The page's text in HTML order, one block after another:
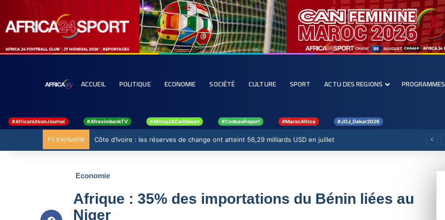
ACCUEIL POLITIQUE ECONOMIE SOCIÉTÉ CULTURE SPORT ACTU DES REGIONS PROGRAMMES
#AfricanUnionJournal #AfreximbankTV #Africa24Caribbean #CedeaoReport #MarocAfrica #JOJ_Dakar2026
Fil d'actualité Côte d’Ivoire : les réserves de change ont atteint 56,29 milliards USD en juillet
Economie
Afrique : 35% des importations du Bénin liées au
Niger